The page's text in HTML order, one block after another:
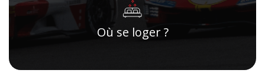
Où se loger ?